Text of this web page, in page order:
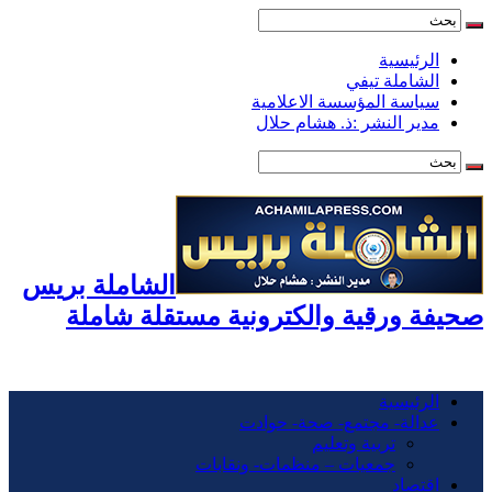
الرئيسية
الشاملة تيفي
سياسة المؤسسة الاعلامية
مدير النشر :ذ. هشام حلال
الشاملة بريس
صحيفة ورقية والكترونية مستقلة شاملة
الرئيسية
عدالة- مجتمع- صحة- حوادت
تربية وتعليم
جمعيات – منظمات- ونقابات
اقتصاد